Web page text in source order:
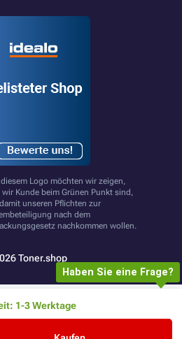
1-3 Werktage
Logo möchten wir zeigen,
wir Kunde beim Grünen Punkt sind,
unseren Pflichten zur
nach dem
nachkommen wollen.
Toner.shop
Haben Sie eine Frage?